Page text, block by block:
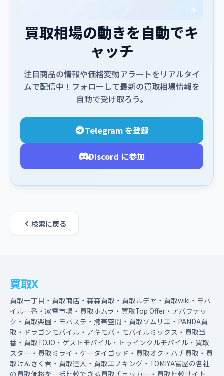
買取相場の動きを自動でキ
ャッチ
注目商品の情報や価格変動アラートをリアルタイ
ムで配信中！フォローして最新の買取相場情報を
自動で受け取ろう。
Telegram を登録
Discord に参加
検索に戻る
買取X
買取一丁目・買取商店・森森買取・買取ルデヤ・買取wiki・モバ
イル一番・家電市場・買取ホムラ・買取Top Offer・アバウテッ
ク・買取楽園・モバステ・携帯空間・買取ソムリエ・PANDA買
取・ドラゴンモバイル・アキモバ・モバイルミックス・買取当
番・買取TOJO・ゲストモバイル・トゥインクルモバイル・買取
スター・買取ミライ・ケータイゴッド・買取オク・ハチ買取・買
取けんさく君・買取達人・買取エノキング・TOMIYA富屋の各社
の買取価格を一括比較できる買取チェッカー・買取比較サイト